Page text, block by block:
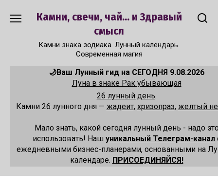
Камни, свечи, чай... и Здравый
смысл
Камни знака зодиака. Лунный календарь.
Современная магия
🌙Ваш Лунный гид на СЕГОДНЯ 9.08.2026
Луна в знаке Рак убывающая
26 лунный день.
Камни 26 лунного дня — жадеит, хризопраз, желтый
Мало знать, какой сегодня лунный день - надо
использовать! Наш уникальный Телеграм-канал
ежедневными бизнес-планерами, основанными на
календаре. ПРИСОЕДИНЯЙСЯ!